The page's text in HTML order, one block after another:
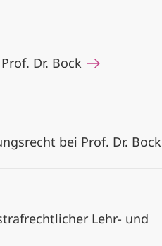
Dr. Bock
bei Prof. Dr. Bock
Lehr- und